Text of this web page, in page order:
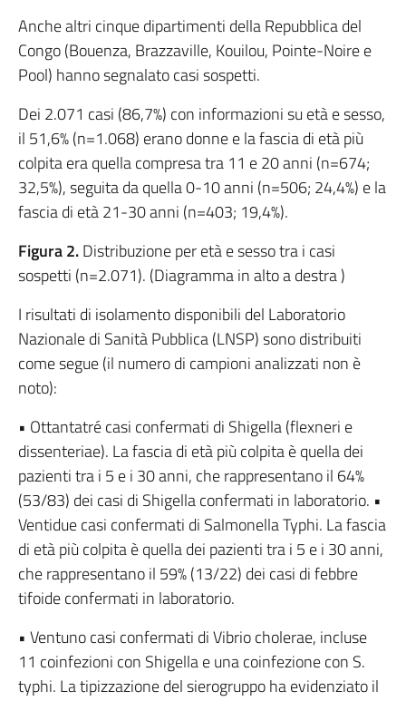
Anche altri cinque dipartimenti della Repubblica del
Congo (Bouenza, Brazzaville, Kouilou, Pointe-Noire e
Pool) hanno segnalato casi sospetti.
Dei 2.071 casi (86,7%) con informazioni su età e sesso,
il 51,6% (n=1.068) erano donne e la fascia di età più
colpita era quella compresa tra 11 e 20 anni (n=674;
32,5%), seguita da quella 0-10 anni (n=506; 24,4%) e la
fascia di età 21-30 anni (n=403; 19,4%).
Figura 2.Distribuzione per età e sesso tra i casi
sospetti (n=2.071). (Diagramma in alto a destra )
I risultati di isolamento disponibili del Laboratorio
Nazionale di Sanità Pubblica (LNSP) sono distribuiti
come segue (il numero di campioni analizzati non è
noto):
• Ottantatré casi confermati di Shigella (flexneri e
dissenteriae). La fascia di età più colpita è quella dei
pazienti tra i 5 e i 30 anni, che rappresentano il 64%
(53/83) dei casi di Shigella confermati in laboratorio. •
Ventidue casi confermati di Salmonella Typhi. La fascia
di età più colpita è quella dei pazienti tra i 5 e i 30 anni,
che rappresentano il 59% (13/22) dei casi di febbre
tifoide confermati in laboratorio.
• Ventuno casi confermati di Vibrio cholerae, incluse
11 coinfezioni con Shigella e una coinfezione con S.
typhi. La tipizzazione del sierogruppo ha evidenziato il